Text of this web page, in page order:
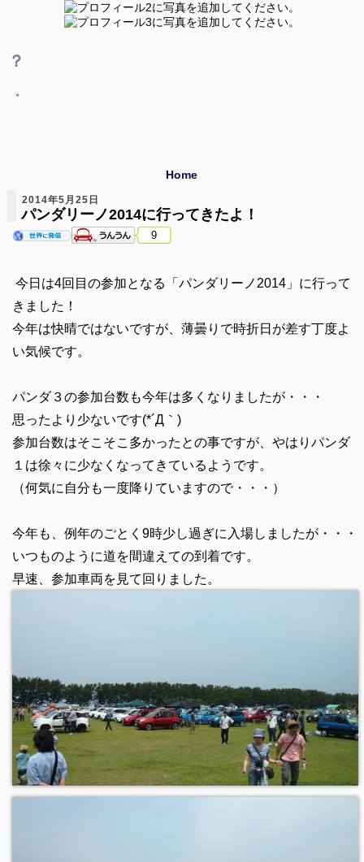
？
。
Home
2014年5月25日
パンダリーノ2014に行ってきたよ！
9
今日は4回目の参加となる「パンダリーノ2014」に行って
きました！
今年は快晴ではないですが、薄曇りで時折日が差す丁度よ
い気候です。
パンダ３の参加台数も今年は多くなりましたが・・・
思ったより少ないです(*´Д｀)
参加台数はそこそこ多かったとの事ですが、やはりパンダ
１は徐々に少なくなってきているようです。
（何気に自分も一度降りていますので・・・）
今年も、例年のごとく9時少し過ぎに入場しましたが・・・
いつものように道を間違えての到着です。
早速、参加車両を見て回りました。